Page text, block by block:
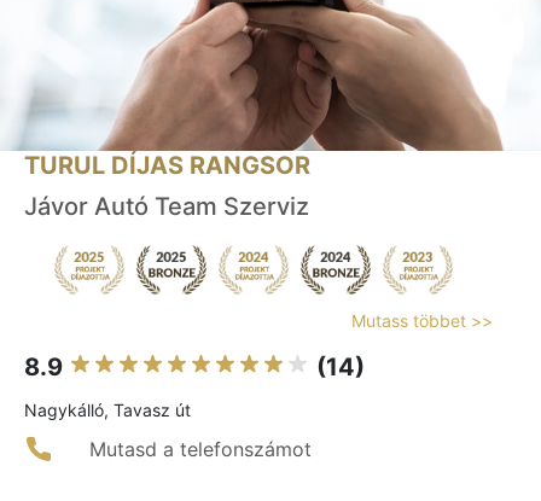
TURUL DÍJAS RANGSOR
Jávor Autó Team Szerviz
Mutass többet >>
8.9 (14)
Nagykálló, Tavasz út
Mutasd a telefonszámot